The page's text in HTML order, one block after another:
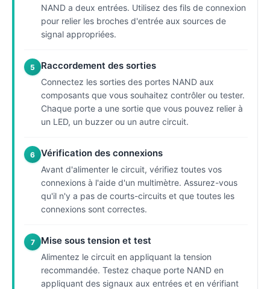
NAND a deux entrées. Utilisez des fils de connexion
pour relier les broches d'entrée aux sources de
signal appropriées.
5 Raccordement des sorties
Connectez les sorties des portes NAND aux
composants que vous souhaitez contrôler ou tester.
Chaque porte a une sortie que vous pouvez relier à
un LED, un buzzer ou un autre circuit.
6 Vérification des connexions
Avant d'alimenter le circuit, vérifiez toutes vos
connexions à l'aide d'un multimètre. Assurez-vous
qu'il n'y a pas de courts-circuits et que toutes les
connexions sont correctes.
7 Mise sous tension et test
Alimentez le circuit en appliquant la tension
recommandée. Testez chaque porte NAND en
appliquant des signaux aux entrées et en vérifiant